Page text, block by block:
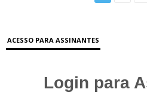
ACESSO PARA ASSINANTES
Login para